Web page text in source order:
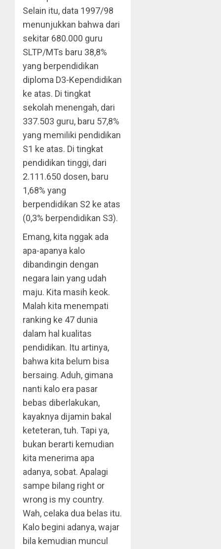
Selain itu, data 1997/98
menunjukkan bahwa dari
sekitar 680.000 guru
SLTP/MTs baru 38,8%
yang berpendidikan
diploma D3-Kependidikan
ke atas. Di tingkat
sekolah menengah, dari
337.503 guru, baru 57,8%
yang memiliki pendidikan
S1 ke atas. Di tingkat
pendidikan tinggi, dari
2.111.650 dosen, baru
1,68% yang
berpendidikan S2 ke atas
(0,3% berpendidikan S3).
Emang, kita nggak ada
apa-apanya kalo
dibandingin dengan
negara lain yang udah
maju. Kita masih keok.
Malah kita menempati
ranking ke 47 dunia
dalam hal kualitas
pendidikan. Itu artinya,
bahwa kita belum bisa
bersaing. Aduh, gimana
nanti kalo era pasar
bebas diberlakukan,
kayaknya dijamin bakal
keteteran, tuh. Tapi ya,
bukan berarti kemudian
kita menerima apa
adanya, sobat. Apalagi
sampe bilang right or
wrong is my country.
Wah, celaka dua belas itu.
Kalo begini adanya, wajar
bila kemudian muncul